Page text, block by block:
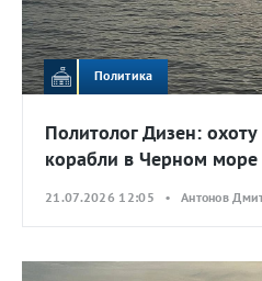
Политика
Политолог Дизен:
корабли в Черном море
21.07.2026 12:05 • Антонов